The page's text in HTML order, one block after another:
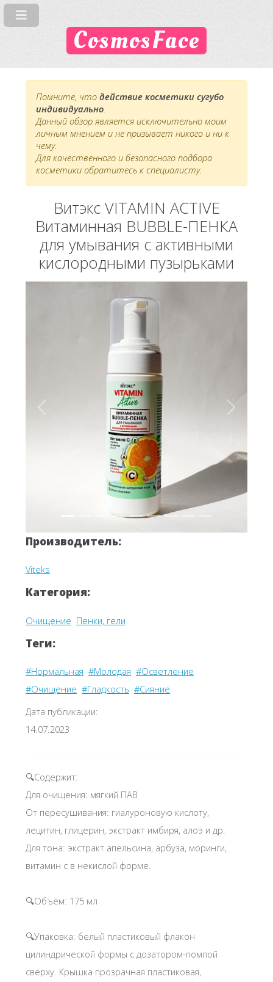
CosmosFace
Помните, что действие косметики сугубо
индивидуально.
Данный обзор является исключительно моим
личным мнением и не призывает никого и ни к
чему.
Для качественного и безопасного подбора
косметики обратитесь к специалисту.
Витэкс VITAMIN ACTIVE
Витаминная BUBBLE-ПЕНКА
для умывания с активными
кислородными пузырьками
Вперёд Назад
Производитель:
Viteks
Категория:
Очищение Пенки, гели
Теги:
#Нормальная #Молодая #Осветление
#Очищение #Гладкость #Сияние
Дата публикации:
14.07.2023
🔍Содержит:
Для очищения: мягкий ПАВ
От пересушивания: гиалуроновую кислоту,
лецитин, глицерин, экстракт имбиря, алоэ и др.
Для тона: экстракт апельсина, арбуза, моринги,
витамин с в некислой форме.
🔍Объём: 175 мл
🔍Упаковка: белый пластиковый флакон
цилиндрической формы с дозатором-помпой
сверху. Крышка прозрачная пластиковая,